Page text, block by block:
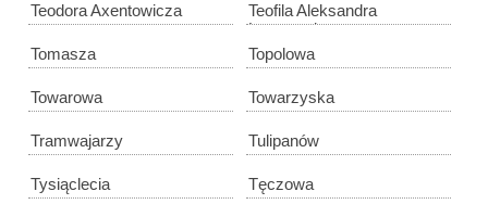
Teodora Axentowicza
Teofila Aleksandra
Lenartowicza
Tomasza
Topolowa
Towarowa Towarzyska
Tramwajarzy Tulipanów
Tysiąclecia Tęczowa